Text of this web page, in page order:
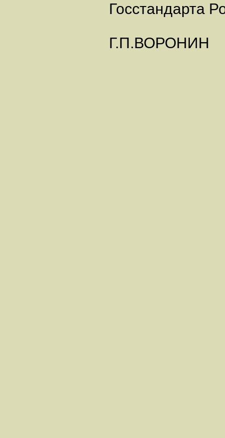
Госстандарта
Г.П.ВОРОНИН